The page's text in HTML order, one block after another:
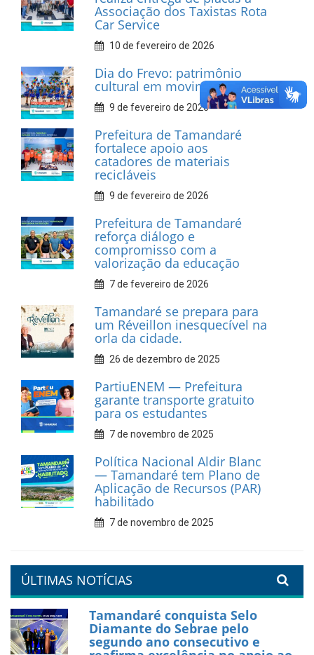
INFORMATIVOS
Prefeitura de Tamandaré
realiza entrega de placas à
Associação dos Taxistas Rota
Car Service
10 de fevereiro de 2026
Dia do Frevo: patrimônio
cultural em movimento
9 de fevereiro de 2026
Prefeitura de Tamandaré
fortalece apoio aos
catadores de materiais
recicláveis
9 de fevereiro de 2026
Prefeitura de Tamandaré
reforça diálogo e
compromisso com a
valorização da educação
7 de fevereiro de 2026
orla da cidade.
PartiuENEM — Prefeitura
garante transporte gratuito
para os estudantes